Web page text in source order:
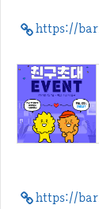
https://
https://